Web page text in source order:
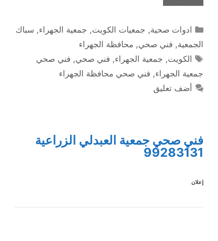
التصنيفات
ادوات صحية, جمعيات الكويت, جمعية الجهراء, سباك
الجمعية, فني صحي, محافظة الجهراء
الوسوم
الكويت, جمعية الجهراء, فني صحي, فني صحي
جمعية الجهراء, فني صحي محافظة الجهراء
أضف تعليق
فني صحي جمعية العبدلي الزراعية
99283131
إعلان